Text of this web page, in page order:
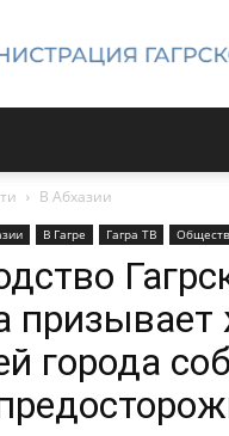
Гагрского
района
В Абхазии
В Гагре Гагра ТВ
призывает
города